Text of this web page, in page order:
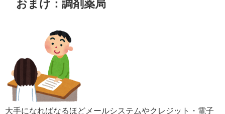
おまけ：調剤薬局
大手になればなるほどメールシステムやクレジット・電子